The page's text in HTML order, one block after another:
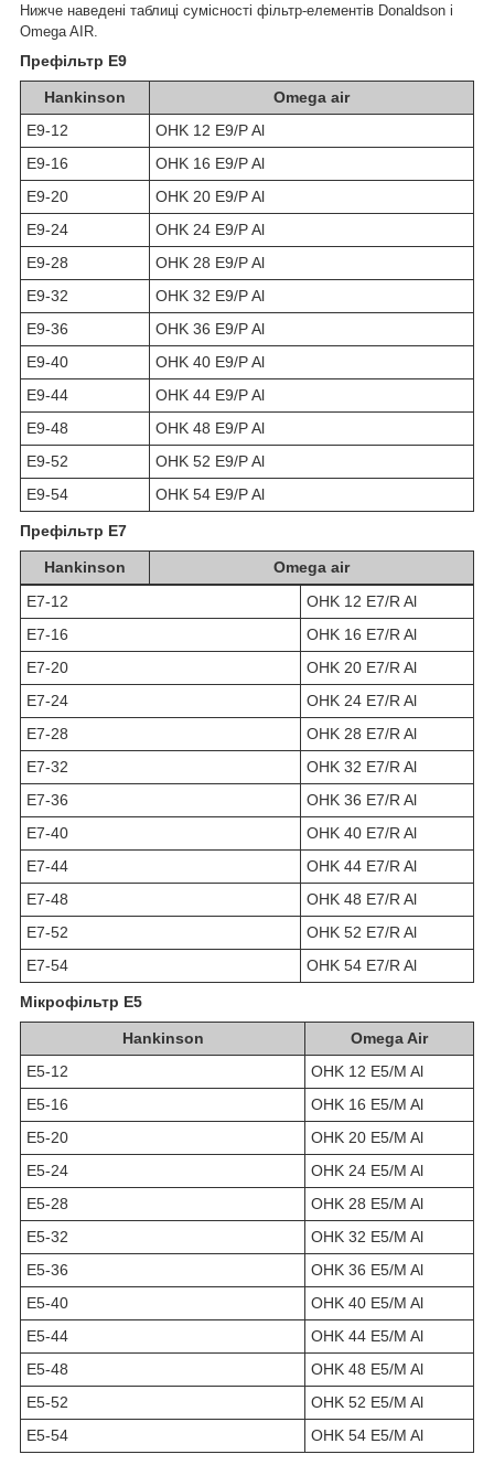
Нижче наведені таблиці сумісності фільтр-елементів Donaldson і
Omega AIR.
Префільтр E9
Hankinson
Omega air
E9-12
OHK 12 E9/P Al
E9-16
OHK 16 E9/P Al
E9-20
OHK 20 E9/P Al
E9-24
OHK 24 E9/P Al
E9-28
OHK 28 E9/P Al
E9-32
OHK 32 E9/P Al
E9-36
OHK 36 E9/P Al
E9-40
OHK 40 E9/P Al
E9-44
OHK 44 E9/P Al
E9-48
OHK 48 E9/P Al
E9-52
OHK 52 E9/P Al
E9-54
OHK 54 E9/P Al
Префільтр E7
Hankinson
Omega air
E7-12
OHK 12 E7/R Al
E7-16
OHK 16 E7/R Al
E7-20
OHK 20 E7/R Al
E7-24
OHK 24 E7/R Al
E7-28
OHK 28 E7/R Al
E7-32
OHK 32 E7/R Al
E7-36
OHK 36 E7/R Al
E7-40
OHK 40 E7/R Al
E7-44
OHK 44 E7/R Al
E7-48
OHK 48 E7/R Al
E7-52
OHK 52 E7/R Al
E7-54
OHK 54 E7/R Al
Мікрофільтр E5
Hankinson
Omega Air
E5-12
OHK 12 E5/M Al
E5-16
OHK 16 E5/M Al
E5-20
OHK 20 E5/M Al
E5-24
OHK 24 E5/M Al
E5-28
OHK 28 E5/M Al
E5-32
OHK 32 E5/M Al
E5-36
OHK 36 E5/M Al
E5-40
OHK 40 E5/M Al
E5-44
OHK 44 E5/M Al
E5-48
OHK 48 E5/M Al
E5-52
OHK 52 E5/M Al
E5-54
OHK 54 E5/M Al